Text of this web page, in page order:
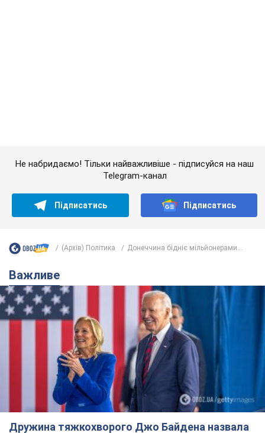
перший симптом, який сигналізував про його
"агресивний" рак
Спершу лікарі не надали цьому належної уваги
9,9 т.
Її вбила Росія: померла 13-річна
дівчинка, поранена внаслідок
російської атаки на Сумщину. Фото
Того дня під час російського обстрілу загинули
її брат, вітчим та бабуся